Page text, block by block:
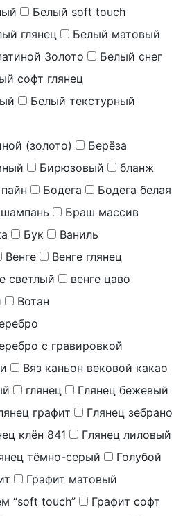
Белый soft touch
глянец
Белый матовый
Золото
Белый снег
софт глянец
Белый текстурный
(золото)
Берёза
Бирюзовый
бланж
Бодега
Бодега белая
Браш массив
Бук
Ваниль
Венге
Венге глянец
светлый
венге цаво
Вотан
с гравировкой
Вяз каньон вековой какао
глянец
Глянец бежевый
графит
Глянец зебрано
клён 841
Глянец лиловый
тёмно-серый
Голубой
Графит матовый
“soft touch”
Графит софт